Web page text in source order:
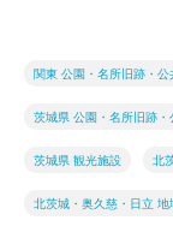
関東 公園・名所旧跡・公
茨城県 公園・名所旧跡・
茨城県 観光施設 北
北茨城・奥久慈・日立